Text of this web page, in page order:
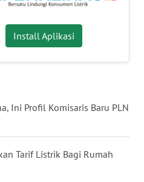
Install Aplikasi
Ini Profil Komisaris Baru PLN
Tarif Listrik Bagi Rumah